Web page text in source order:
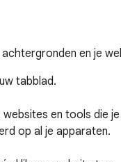
en je
tabblad.
en tools die
op al je apparaten.